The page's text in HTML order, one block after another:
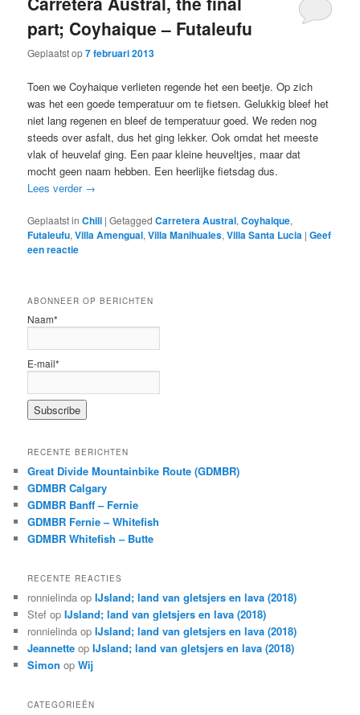
part; Coyhaique – Futaleufu
Geplaatst op7 februari 2013
Toen we Coyhaique verlieten regende het een beetje. Op zich
was het een goede temperatuur om te fietsen. Gelukkig bleef het
niet lang regenen en bleef de temperatuur goed. We reden nog
steeds over asfalt, dus het ging lekker. Ook omdat het meeste
vlak of heuvelaf ging. Een paar kleine heuveltjes, maar dat
mocht geen naam hebben. Een heerlijke fietsdag dus.
Lees verder →
Geplaatst in Chili |Getagged Carretera Austral,Coyhaique,
Futaleufu,Villa Amengual,Villa Manihuales,Villa Santa Lucia |Geef
een reactie
ABONNEER OP BERICHTEN
Naam*
E-mail*
RECENTE BERICHTEN
Great Divide Mountainbike Route (GDMBR)
GDMBR Calgary
GDMBR Banff – Fernie
GDMBR Fernie – Whitefish
GDMBR Whitefish – Butte
RECENTE REACTIES
ronnielinda opIJsland; land van gletsjers en lava (2018)
Stef opIJsland; land van gletsjers en lava (2018)
ronnielinda opIJsland; land van gletsjers en lava (2018)
Jeannette opIJsland; land van gletsjers en lava (2018)
Simon opWij
CATEGORIEËN